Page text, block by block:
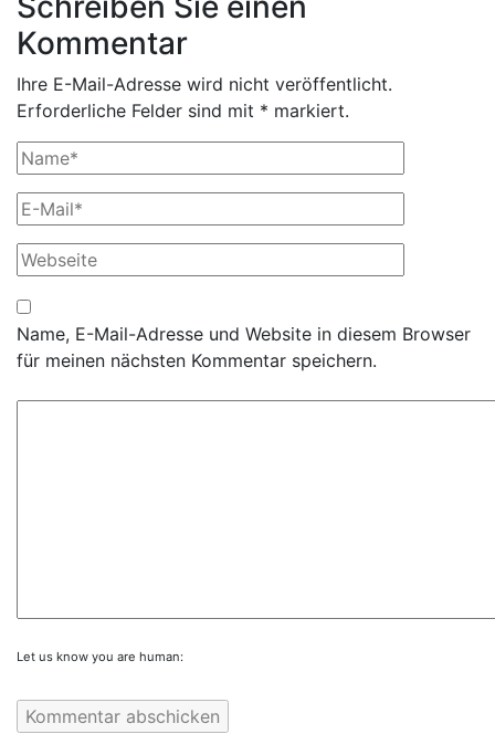
Kommentar
Ihre E-Mail-Adresse wird nicht veröffentlicht.
Erforderliche Felder sind mit * markiert.
Name, E-Mail-Adresse und Website in diesem Browser
für meinen nächsten Kommentar speichern.
Let us know you are human: